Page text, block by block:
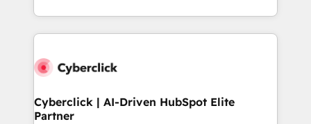
we blend strategy, creativity, and technology to help
to its fullest capacity, improve your current HubSpot
website, or build your new one.
Cyberclick | AI-Driven HubSpot Elite
Partner